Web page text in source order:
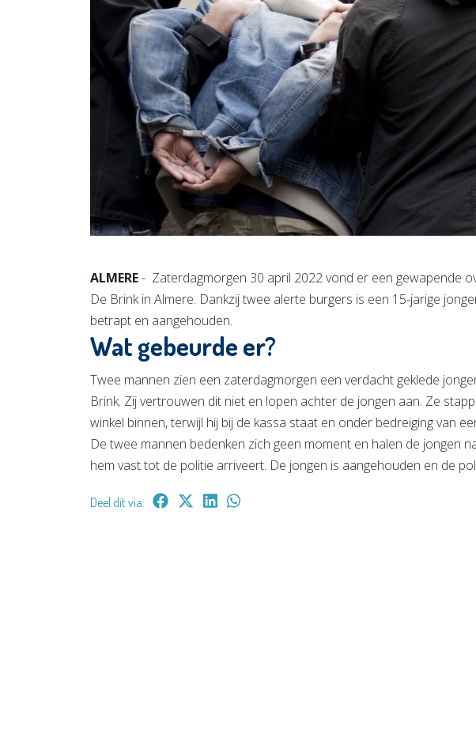
ALMERE- Zaterdagmorgen 30 april 2022 vond er een gewapende
De Brink in Almere. Dankzij twee alerte burgers is een 15-jarige
betrapt en aangehouden.
Wat gebeurde er?
Twee mannen zien een zaterdagmorgen een verdacht geklede
Brink. Zij vertrouwen dit niet en lopen achter de jongen aan. Ze
winkel binnen, terwijl hij bij de kassa staat en onder bedreiging van
De twee mannen bedenken zich geen moment en halen de jongen
hem vast tot de politie arriveert. De jongen is aangehouden en de
Deel dit via: